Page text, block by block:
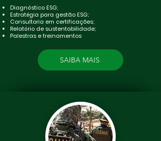
​Diagnóstico ESG;
Estratégia para gestão ESG;
Consultoria em certificações;
Relatório de sustentabilidade;
Palestras e treinamentos
SAIBA MAIS